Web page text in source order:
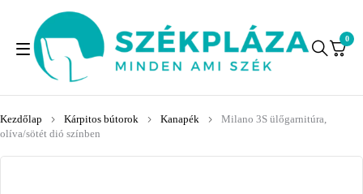
0
Kezdőlap Kárpitos bútorok Kanapék
Milano 3S ülőgarnitúra,
olíva/sötét dió színben